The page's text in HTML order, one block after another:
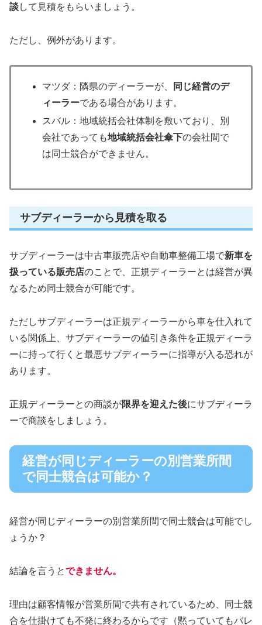
談して見積をもらいましょう。
ただし、例外があります。
マツダ：隣県のディーラーが、
同じ経営のデ
ィーラーである場合があります。
スバル：地域統括会社体制を敷いており、別
会社であっても地域統括会社傘下の会社間で
は同士競合ができません。
サブディーラーから見積を取る
サブディーラーは中古車販売店や自動車整備工場で新車を
扱っている販売店のことで、正規ディーラーとは経営が異
なるため同士競合が可能です。
ただしサブディーラーは正規ディーラーから車を仕入れて
いる関係上、サブディーラーの値引き条件を正規ディーラ
ーに持って行くと最悪サブディーラーに指導が入る恐れが
あります。
正規ディーラーとの商談が限界を迎えた後にサブディーラ
ーで商談をしましょう。
経営が同じディーラーの別営業所間
で同士競合は可能か？
経営が同じディーラーの別営業所間で同士競合は可能でし
ょうか？
結論を言うとできません。
理由は顧客情報が営業所間で共有されているため、同士競
合を仕掛けても不発に終わるからです（黙っていてもバレ